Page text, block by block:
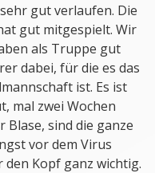
gut verlaufen. Die
gut mitgespielt. Wir
als Truppe gut
dabei, für die es das
ist. Es ist
mal zwei Wochen
sind die ganze
vor dem Virus
Kopf ganz wichtig.